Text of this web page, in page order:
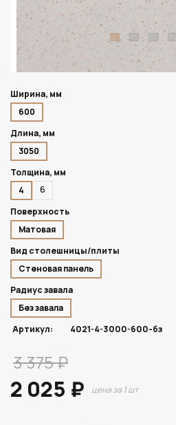
Ширина, мм
600
Длина, мм
3050
Толщина, мм
4
6
Поверхность
Матовая
Вид столешницы/плиты
Стеновая панель
Радиус завала
Без завала
Артикул:
4021-4-3000-600-бз
3 375 ₽
2 025 ₽ цена за 1 шт